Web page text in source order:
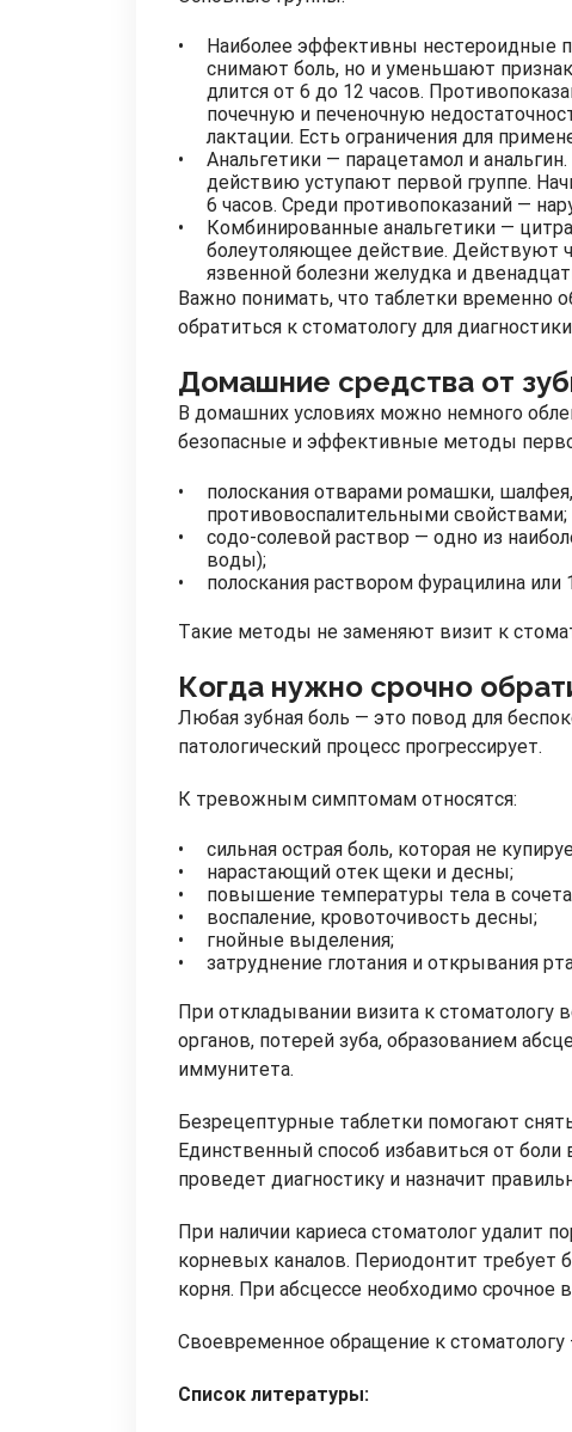
Наиболее эффективны нестероидные
снимают боль, но и уменьшают
длится от 6 до 12 часов.
почечную и печеночную
лактации. Есть ограничения для
Анальгетики — парацетамол и
действию уступают первой группе.
6 часов. Среди противопоказаний —
Комбинированные анальгетики —
болеутоляющее действие. Действуют
язвенной болезни желудка и
Важно понимать, что таблетки временно
обратиться к стоматологу для
Домашние средства от
В домашних условиях можно немного
безопасные и эффективные методы
полоскания отварами ромашки,
противовоспалительными свойствами;
содо-солевой раствор — одно из
воды);
полоскания раствором фурацилина или
Такие методы не заменяют визит к
Когда нужно срочно
Любая зубная боль — это повод для
патологический процесс прогрессирует.
К тревожным симптомам относятся:
сильная острая боль, которая не
нарастающий отек щеки и десны;
повышение температуры тела в
воспаление, кровоточивость десны;
гнойные выделения;
затруднение глотания и открывания
При откладывании визита к стоматологу
органов, потерей зуба, образованием
иммунитета.
Безрецептурные таблетки помогают
Единственный способ избавиться от
проведет диагностику и назначит
При наличии кариеса стоматолог удалит
корневых каналов. Периодонтит требует
корня. При абсцессе необходимо срочное
Своевременное обращение к стоматологу
Список литературы: